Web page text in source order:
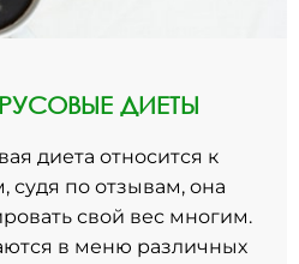
ДИЕТЫ
диета относится к
судя по отзывам, она
свой вес многим.
в меню различных